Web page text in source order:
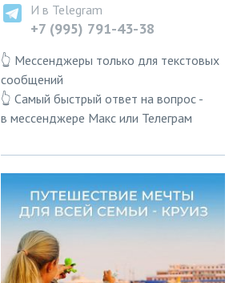
И в Telegram
+7 (995) 791-43-38
👆 Мессенджеры только для текстовых
сообщений
👆 Самый быстрый ответ на вопрос -
в мессенджере Макс или Телеграм